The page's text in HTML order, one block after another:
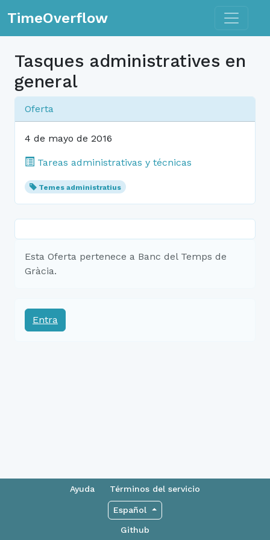
TimeOverflow Toggle
Tasques administratives en
general
Oferta
4 de mayo de 2016
Tareas administrativas y técnicas
Temes administratius
Esta Oferta pertenece a Banc del Temps de
Gràcia.
Entra
Ayuda Términos del servicio
Español
Github